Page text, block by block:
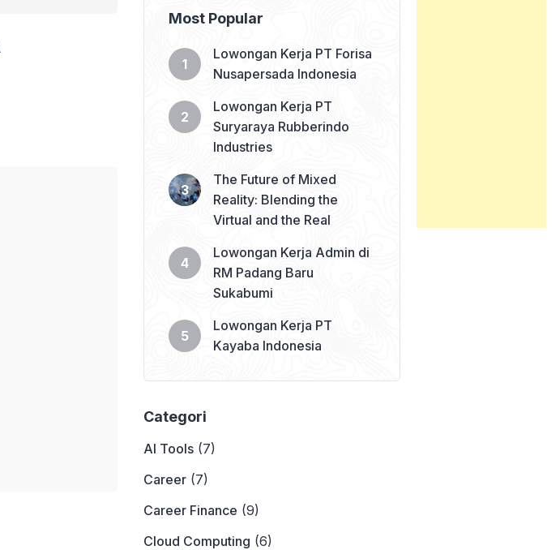
Most Popular
Lowongan Kerja PT Forisa
Nusapersada Indonesia
Lowongan Kerja PT
Suryaraya Rubberindo
Industries
The Future of Mixed
Reality: Blending the
Virtual and the Real
Lowongan Kerja Admin di
RM Padang Baru
Sukabumi
Lowongan Kerja PT
Kayaba Indonesia
Categori
AI Tools (7)
Career (7)
Career Finance (9)
Cloud Computing (6)